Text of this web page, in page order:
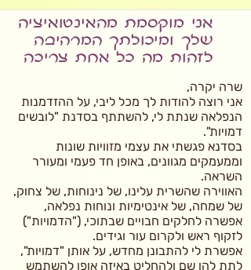
אני מוקסמת מהאינטואיציה
שלך ומיכולתך המרהיבה
לזהות מה כל אחת צריכה
שרה יקרה,
אני רוצה להודות לך מכל ליבי, על ההזדמנות
הנפלאה שנתת לי, להשתתף בסדנת "לובשים
דמויות".
בסדנא פגשתי את עצמי מזוויות שונות
וממעמקים מגוונים, באופן חד פעמי ומעורר
השראה.
האווירה שהשרית עלינו, של נינוחות, של צחוק,
של שמחה, של אינטימיות ונוחות נפלאה,
אפשרה לחלקים חבויים שבתוכי, ("הדמויות")
לזקוף ראש ולקרום עור וגידים.
אפשרת לי להתבונן מחדש, על אותן "דמויות",
לתת להן שם ולהחליט באיזה אופן להשתמש